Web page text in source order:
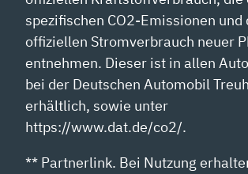
spezifischen CO2-Emissionen und
offiziellen Stromverbrauch neuer
entnehmen. Dieser ist in allen
bei der Deutschen Automobil
erhältlich, sowie unter
https://www.dat.de/co2/.
** Partnerlink. Bei Nutzung